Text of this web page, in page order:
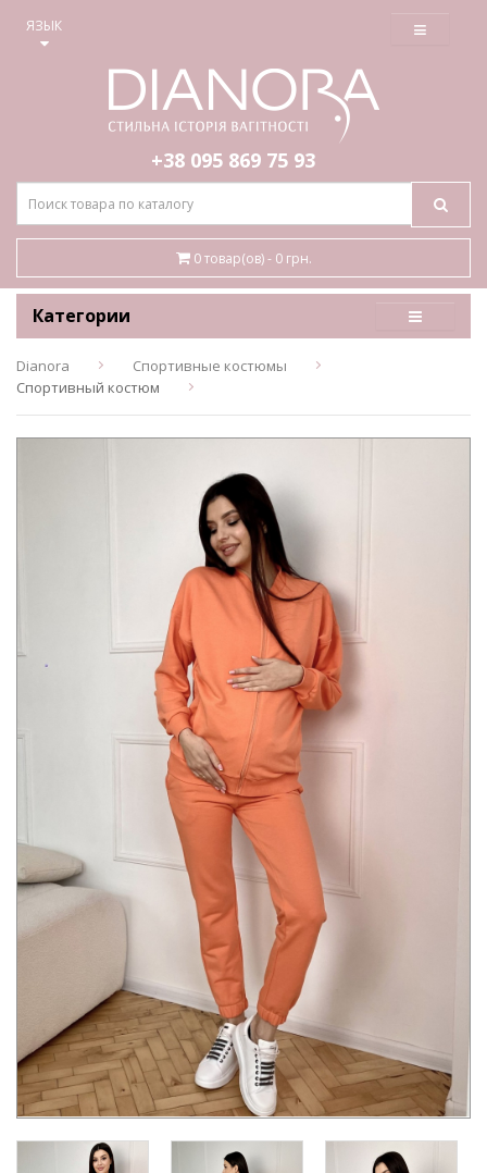
ЯЗЫК ≡
+38 095 869 75 93
0 товар(ов) - 0 грн.
Категории
Dianora
Спортивные костюмы
Спортивный костюм